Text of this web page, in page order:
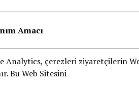
Amacı
Analytics, çerezleri ziyaretçilerin
Bu Web Sitesini